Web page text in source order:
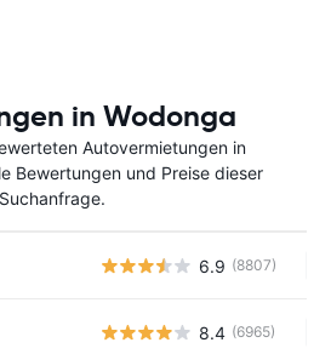
in Wodonga
Autovermietungen in
Bewertungen und Preise dieser
6.9 (8807)
8.4 (6965)